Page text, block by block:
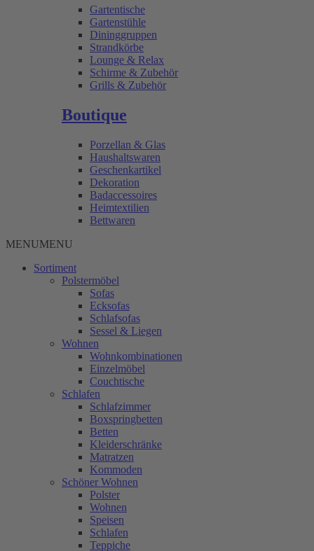
Gartentische
Gartenstühle
Dininggruppen
Strandkörbe
Lounge & Relax
Schirme & Zubehör
Grills & Zubehör
Boutique
Porzellan & Glas
Haushaltswaren
Geschenkartikel
Dekoration
Badaccessoires
Heimtextilien
Bettwaren
MENUMENU
Sortiment
Polstermöbel
Sofas
Ecksofas
Schlafsofas
Sessel & Liegen
Wohnen
Wohnkombinationen
Einzelmöbel
Couchtische
Schlafen
Schlafzimmer
Boxspringbetten
Betten
Kleiderschränke
Matratzen
Kommoden
Schöner Wohnen
Polster
Wohnen
Speisen
Schlafen
Teppiche